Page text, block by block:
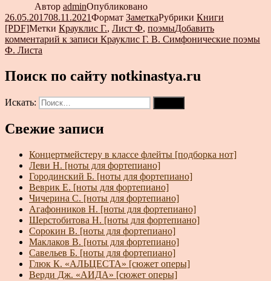
Автор adminОпубликовано
26.05.201708.11.2021Формат ЗаметкаРубрики Книги
[PDF]Метки Крауклис Г., Лист Ф, поэмыДобавить
комментарий к записи Крауклис Г. В. Симфонические поэмы
Ф. Листа
Поиск по сайту notkinastya.ru
Искать:
Свежие записи
Концертмейстеру в классе флейты [подборка нот]
Леви Н. [ноты для фортепиано]
Городинский Б. [ноты для фортепиано]
Веврик Е. [ноты для фортепиано]
Чичерина С. [ноты для фортепиано]
Агафонников Н. [ноты для фортепиано]
Шерстобитова Н. [ноты для фортепиано]
Сорокин В. [ноты для фортепиано]
Маклаков В. [ноты для фортепиано]
Савельев Б. [ноты для фортепиано]
Глюк К. «АЛЬЦЕСТА» [сюжет оперы]
Верди Дж. «АИДА» [сюжет оперы]